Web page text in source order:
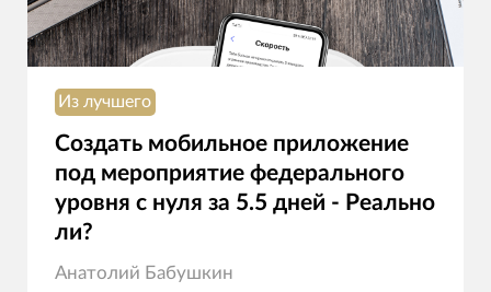
Из лучшего
Создать мобильное приложение
под мероприятие федерального
уровня с нуля за 5.5 дней - Реально
ли?
Анатолий Бабушкин